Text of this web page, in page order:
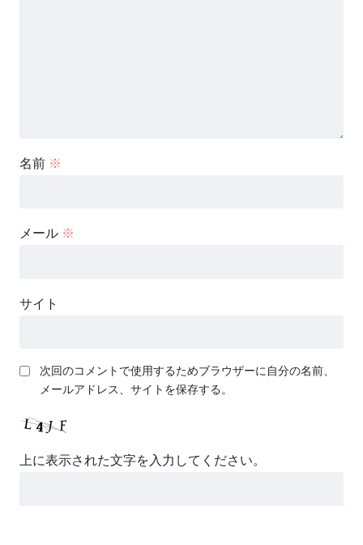
名前 ※
メール ※
サイト
次回のコメントで使用するためブラウザーに自分の名前、
メールアドレス、サイトを保存する。
上に表示された文字を入力してください。